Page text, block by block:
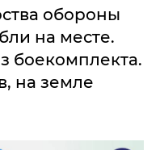
обороны
на месте.
боекомплекта.
на земле